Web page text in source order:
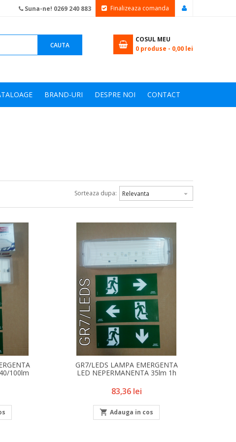
Suna-ne! 0269 240 883 Finalizeaza comanda
CAUTA
COSUL MEU
0 produse - 0,00 lei
BRAND-URI DESPRE NOI CONTACT
Sorteaza dupa: Relevanta 
100lm
GR7/LEDS LAMPA EMERGENTA
LED NEPERMANENTA 35lm 1h
Pret
83,36 lei
 Adauga in cos